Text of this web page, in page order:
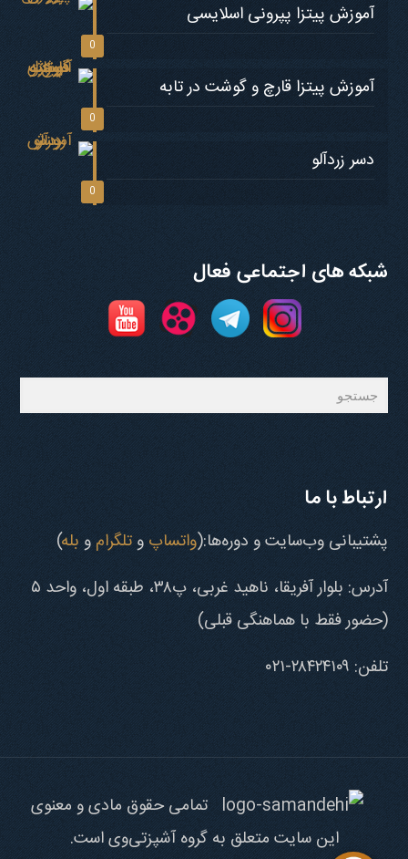
0
آموزش پیتزا پپرونی اسلایسی
0
آموزش پیتزا قارچ و گوشت در تابه
0
دسر زردآلو
شبکه های اجتماعی فعال
جستجو
ارتباط با ما
پشتیبانی وب‌سایت و دوره‌ها:(واتساپ وتلگرام و بله)
آدرس: بلوار آفریقا، ناهید غربی، پ۳۸، طبقه اول، واحد ۵
(حضور فقط با هماهنگی قبلی)
تلفن: ۲۸۴۲۴۱۰۹-۰۲۱
تمامی حقوق مادی و معنوی
این سایت متعلق به گروه آشپزتی‌وی است.